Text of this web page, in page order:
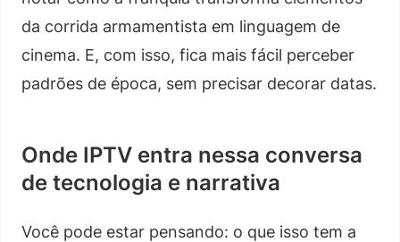
da corrida armamentista em linguagem de
cinema. E, com isso, fica mais fácil perceber
padrões de época, sem precisar decorar datas.
Onde IPTV entra nessa conversa
de tecnologia e narrativa
Você pode estar pensando: o que isso tem a